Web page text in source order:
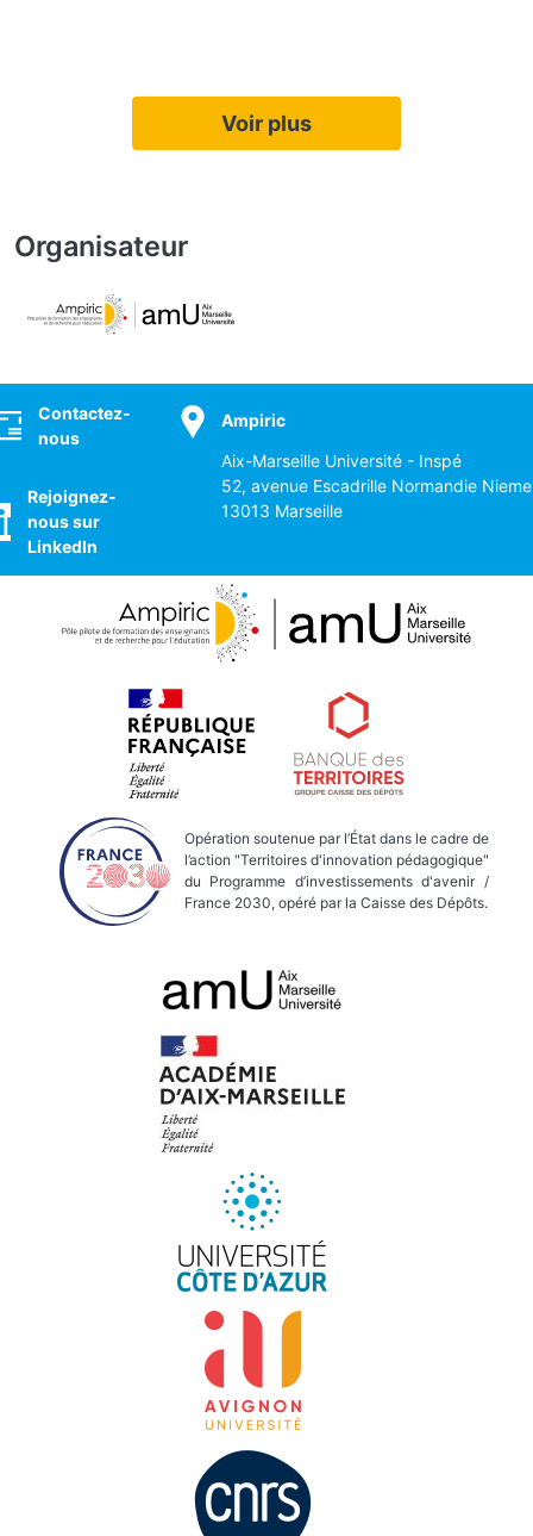
Voir plus
Organisateur
Contactez-
nous
Rejoignez-
nous sur
LinkedIn
Ampiric
Aix-Marseille Université - Inspé
52, avenue Escadrille Normandie
13013 Marseille
Opération soutenue par l’État dans le cadre de
l’action "Territoires d'innovation pédagogique"
du Programme d’investissements d'avenir /
France 2030, opéré par la Caisse des Dépôts.